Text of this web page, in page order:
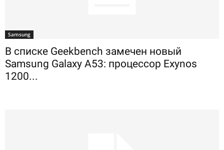
Samsung
В списке Geekbench замечен новый
Samsung Galaxy A53: процессор Exynos
1200...